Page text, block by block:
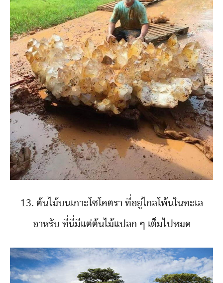
13. ต้นไม้บนเกาะโซโคตรา ที่อยู่ไกลโพ้นในทะเล
อาหรับ ที่นี่มีแต่ต้นไม้แปลก ๆ เต็มไปหมด